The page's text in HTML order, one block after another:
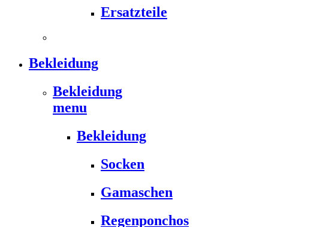
Ersatzteile
Bekleidung
Bekleidung
menu
Bekleidung
Socken
Gamaschen
Regenponchos